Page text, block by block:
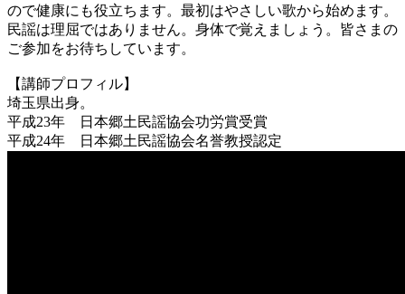
ので健康にも役立ちます。最初はやさしい歌から始めます。
民謡は理屈ではありません。身体で覚えましょう。皆さまの
ご参加をお待ちしています。
【講師プロフィル】
埼玉県出身。
平成23年 日本郷土民謡協会功労賞受賞
平成24年 日本郷土民謡協会名誉教授認定